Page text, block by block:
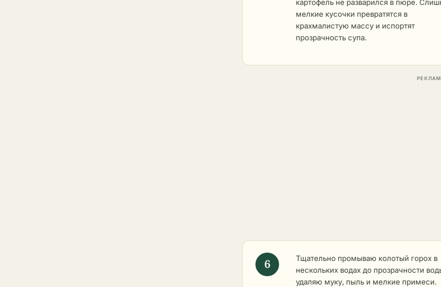
картофель не разварился в пюре.
мелкие кусочки превратятся в
крахмалистую массу и испортят
прозрачность супа.
Тщательно промываю колотый горох в
нескольких водах до прозрачности
удаляю муку, пыль и мелкие примеси.